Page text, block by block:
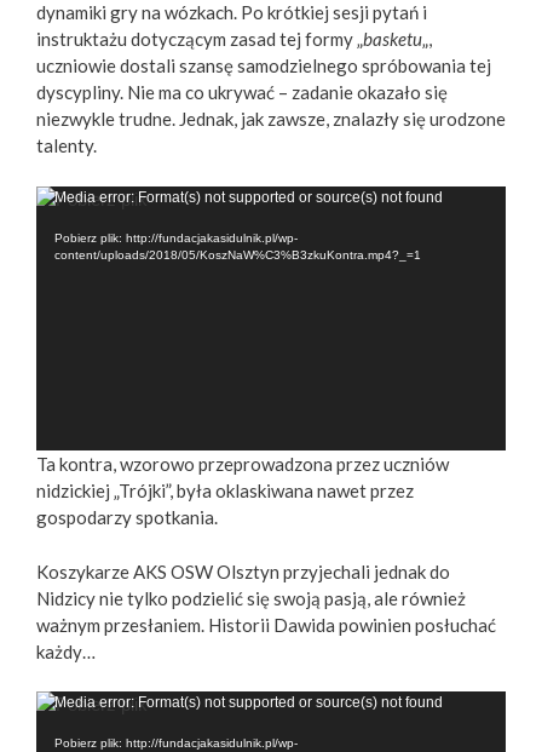
dynamiki gry na wózkach. Po krótkiej sesji pytań i
instruktażu dotyczącym zasad tej formy „basketu„,
uczniowie dostali szansę samodzielnego spróbowania tej
dyscypliny. Nie ma co ukrywać – zadanie okazało się
niezwykle trudne. Jednak, jak zawsze, znalazły się urodzone
talenty.
Odtwarzacz
Media error: Format(s) not supported or source(s) not found
Pobierz plik: http://fundacjakasidulnik.pl/wp-
content/uploads/2018/05/KoszNaW%C3%B3zkuKontra.mp4?_=1
Ta kontra, wzorowo przeprowadzona przez uczniów
nidzickiej „Trójki”, była oklaskiwana nawet przez
gospodarzy spotkania.
Koszykarze AKS OSW Olsztyn przyjechali jednak do
Nidzicy nie tylko podzielić się swoją pasją, ale również
ważnym przesłaniem. Historii Dawida powinien posłuchać
każdy…
Odtwarzacz
Media error: Format(s) not supported or source(s) not found
Pobierz plik: http://fundacjakasidulnik.pl/wp-